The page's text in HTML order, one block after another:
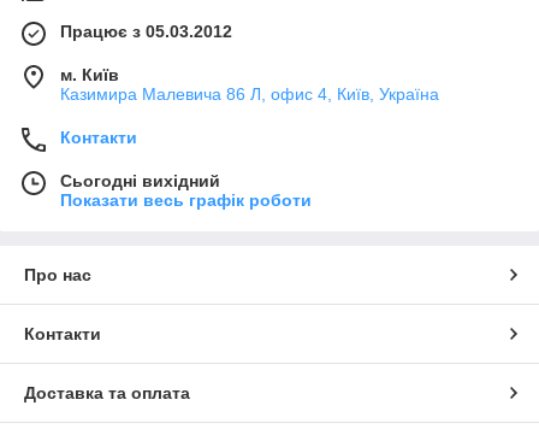
Працює з 05.03.2012
м. Київ
Казимира Малевича 86 Л, офис 4, Київ, Україна
Контакти
Сьогодні вихідний
Показати весь графік роботи
Про нас
Контакти
Доставка та оплата